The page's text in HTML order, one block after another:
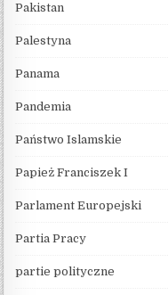
Pakistan
Palestyna
Panama
Pandemia
Państwo Islamskie
Papież Franciszek I
Parlament Europejski
Partia Pracy
partie polityczne